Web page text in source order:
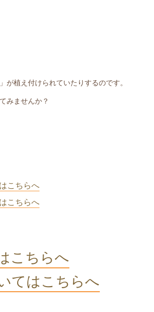
植え付けられていたりするのです。
みませんか？
こちらへ
こちらへ
こちらへ
てはこちらへ